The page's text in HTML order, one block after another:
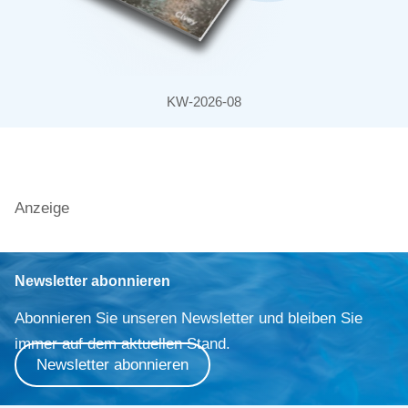
KW-2026-08
Anzeige
Newsletter abonnieren
Abonnieren Sie unseren Newsletter und bleiben Sie
immer auf dem aktuellen Stand.
Newsletter abonnieren